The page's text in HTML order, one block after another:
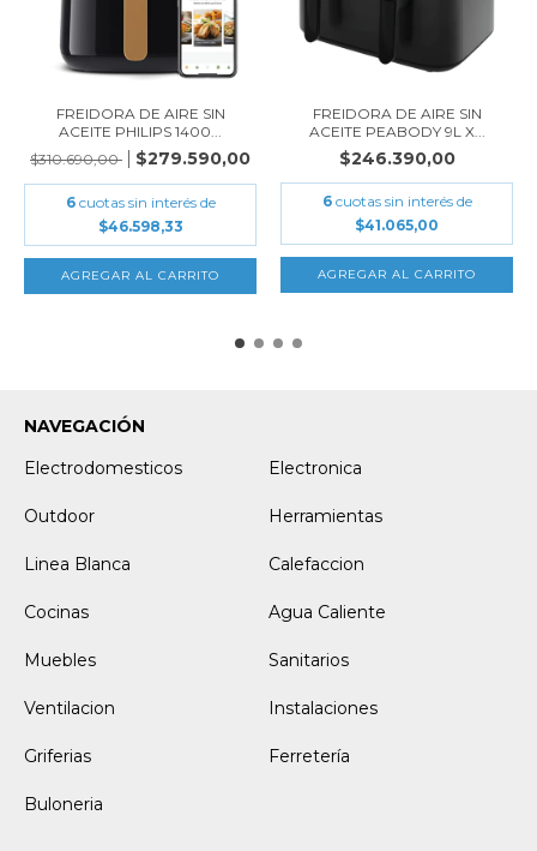
FREIDORA DE AIRE SIN
ACEITE PHILIPS 1400...
$310.690,00
$279.590,00
6 cuotas sin interés de
$46.598,33
FREIDORA DE AIRE SIN
ACEITE PEABODY 9L X...
$246.390,00
6 cuotas sin interés de
$41.065,00
NAVEGACIÓN
Electrodomesticos
Electronica
Outdoor Herramientas
Linea Blanca Calefaccion
Cocinas Agua Caliente
Muebles Sanitarios
Ventilacion Instalaciones
Griferias Ferretería
Buloneria